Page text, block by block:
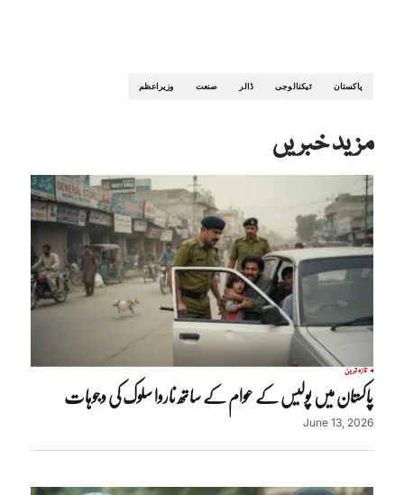
پاکستان ٹیکنالوجی ڈالر صنعت وزیراعظم
مزید خبریں
تازہ ترین
پاکستان میں پولیس کے عوام کے ساتھ ناروا سلوک کی وجوہات
June 13, 2026